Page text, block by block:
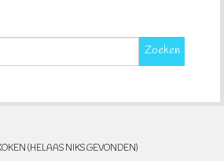
Zoeken
(HELAAS NIKS GEVONDEN)